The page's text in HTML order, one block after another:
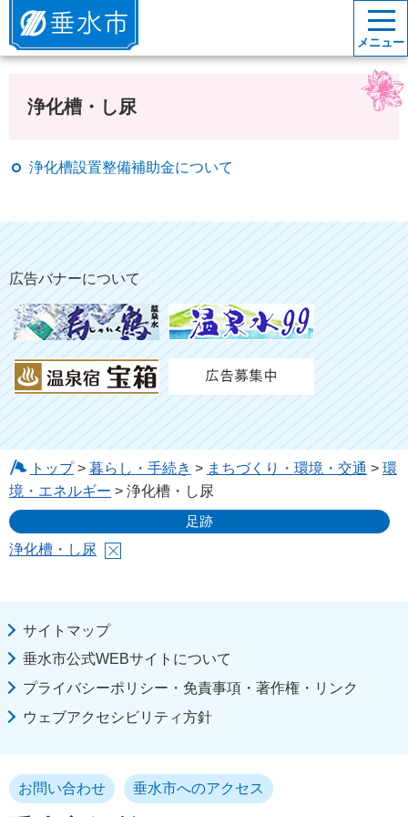
垂水市
メニュー
浄化槽・し尿
浄化槽設置整備補助金について
広告バナーについて
トップ> 暮らし・手続き > まちづくり・環境・交通 > 環
境・エネルギー > 浄化槽・し尿
足跡
浄化槽・し尿
サイトマップ
垂水市公式WEBサイトについて
プライバシーポリシー・免責事項・著作権・リンク
ウェブアクセシビリティ方針
お問い合わせ 垂水市へのアクセス